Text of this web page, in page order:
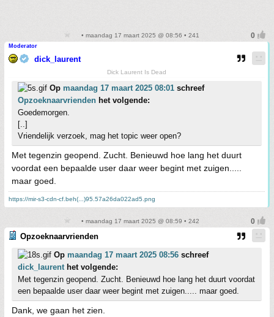
• maandag 17 maart 2025 @ 08:56 • 241
Moderator
dick_laurent
Dick Laurent Is Dead
Op maandag 17 maart 2025 08:01 schreef
Opzoeknaarvrienden het volgende:
Goedemorgen.
[..]
Vriendelijk verzoek, mag het topic weer open?
Met tegenzin geopend. Zucht. Benieuwd hoe lang het duurt
voordat een bepaalde user daar weer begint met zuigen.....
maar goed.
https://mir-s3-cdn-cf.beh(...)95.57a26da022ad5.png
• maandag 17 maart 2025 @ 08:59 • 242
Opzoeknaarvrienden
Op maandag 17 maart 2025 08:56 schreef
dick_laurenthet volgende:
Met tegenzin geopend. Zucht. Benieuwd hoe lang het duurt voordat
een bepaalde user daar weer begint met zuigen..... maar goed.
Dank, we gaan het zien.